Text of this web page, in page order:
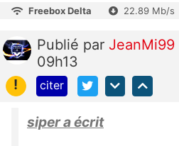
Freebox Delta 22.89 Mb/s
Publié par JeanMi99
09h13
!
citer
siper a écrit